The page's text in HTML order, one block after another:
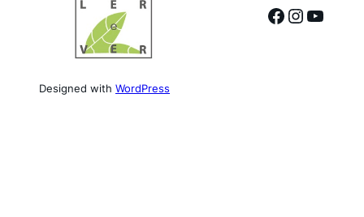
Facebook
Designed with WordPress